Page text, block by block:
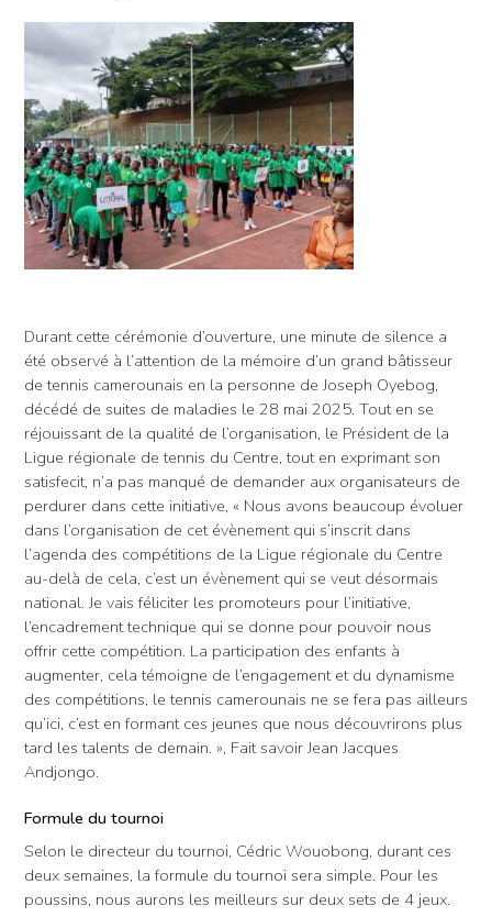
Durant cette cérémonie d’ouverture, une minute de silence a
été observé à l’attention de la mémoire d’un grand bâtisseur
de tennis camerounais en la personne de Joseph Oyebog,
décédé de suites de maladies le 28 mai 2025. Tout en se
réjouissant de la qualité de l’organisation, le Président de la
Ligue régionale de tennis du Centre, tout en exprimant son
satisfecit, n’a pas manqué de demander aux organisateurs de
perdurer dans cette initiative, « Nous avons beaucoup évoluer
dans l’organisation de cet évènement qui s’inscrit dans
l’agenda des compétitions de la Ligue régionale du Centre
au-delà de cela, c’est un évènement qui se veut désormais
national. Je vais féliciter les promoteurs pour l’initiative,
l’encadrement technique qui se donne pour pouvoir nous
offrir cette compétition. La participation des enfants à
augmenter, cela témoigne de l’engagement et du dynamisme
des compétitions, le tennis camerounais ne se fera pas ailleurs
qu’ici, c’est en formant ces jeunes que nous découvrirons plus
tard les talents de demain. », Fait savoir Jean Jacques
Andjongo.
Formule du tournoi
Selon le directeur du tournoi, Cédric Wouobong, durant ces
deux semaines, la formule du tournoi sera simple. Pour les
poussins, nous aurons les meilleurs sur deux sets de 4 jeux.